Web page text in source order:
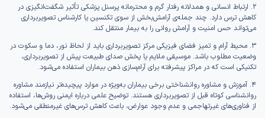
۲. ارتباط انسانی و همدلانه رفتار گرم و محترمانه پرسنل پزشکی تأثیر شگفت‌انگیزی در
کاهش ترس دارد. چند جمله‌ی آرامش‌بخش از سوی تکنسین یا کارشناس تصویربرداری
می‌تواند حس امنیت و آرامش روانی را به بیمار منتقل کند.
۳. محیط آرام و تمیز فضای فیزیکی مرکز تصویربرداری باید از لحاظ نور، دما و سکوت در
وضعیت مطلوب باشد. موسیقی ملایم یا پخش صدای طبیعت پیش از تصویربرداری،
تکنیکی است که در مراکز پیشرفته برای آرام‌سازی ذهن بیماران استفاده می‌شود.
۴. آموزش و مشاوره روانشناختی برخی بیماران به‌ویژه در موارد پیچیده‌تر نیازمند مشاوره
روانشناسی کوتاه قبل از تصویربرداری هستند. توضیح علمی درباره ایمنی روش‌ها، استفاده
از فناوری‌های غیرتهاجمی و عدم وجود عوارض، باعث کاهش ترس‌های غیرمنطقی می‌شود.